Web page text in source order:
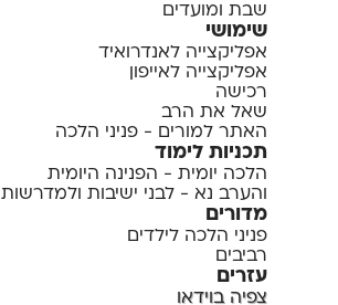
שבת ומועדים
שימושי
אפליקצייה לאנדרואיד
אפליקצייה לאייפון
רכישה
שאל את הרב
האתר למורים - פניני הלכה
תכניות לימוד
הלכה יומית - הפנינה היומית
והערב נא - לבני ישיבות ולמדרשות
מדורים
פניני הלכה לילדים
רביבים
עזרים
צפיה בוידאו